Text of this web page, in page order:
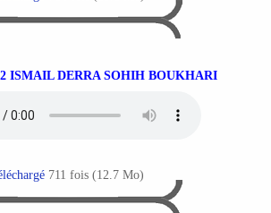
ISMAIL DERRA SOHIH BOUKHARI
711 fois (12.7 Mo)